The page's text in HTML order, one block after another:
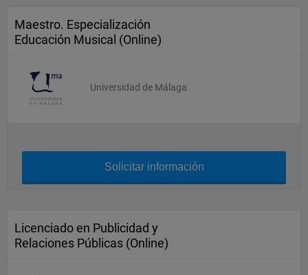
Maestro. Especialización
Educación Musical (Online)
Universidad de Málaga
Solicitar información
Licenciado en Publicidad y
Relaciones Públicas (Online)